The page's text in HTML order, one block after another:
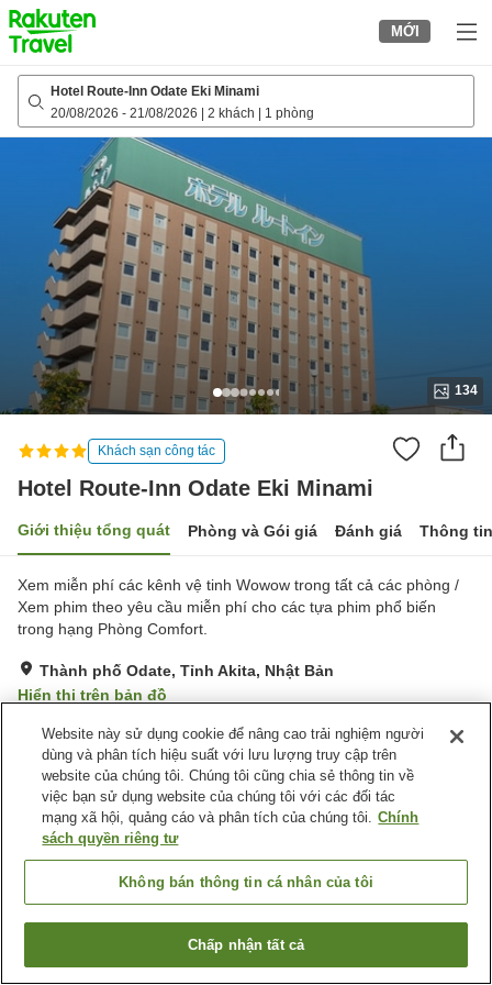
to
top
page
MỚI
Hotel Route-Inn Odate Eki Minami
20/08/2026 - 21/08/2026 2 khách 1 phòng
134
Khách sạn công tác
Hotel Route-Inn Odate Eki Minami
Giới thiệu tổng quát Phòng và Gói giá Đánh giá Thông
Xem miễn phí các kênh vệ tinh Wowow trong tất cả các phòng /
Xem phim theo yêu cầu miễn phí cho các tựa phim phổ biến
trong hạng Phòng Comfort.
Thành phố Odate, Tỉnh Akita, Nhật Bản
Hiển thị trên bản đồ
Rất tốt Đánh giá:311lượt
Tiện nghi chỗ nghỉ
Bãi đỗ xe
Spa / Salon
Nhà hàng
Trang chủ Nhật Bản Tỉnh Akita
Thành phố Odate
Hotel Route-Inn Odate Eki Minami
Tìm phòng trống
Website này sử dụng cookie để nâng cao trải nghiệm người
dùng và phân tích hiệu suất với lưu lượng truy cập trên
website của chúng tôi. Chúng tôi cũng chia sẻ thông tin về
việc bạn sử dụng website của chúng tôi với các đối tác
mạng xã hội, quảng cáo và phân tích của chúng tôi. Chính
sách quyền riêng tư
Không bán thông tin cá nhân của tôi
Chấp nhận tất cả